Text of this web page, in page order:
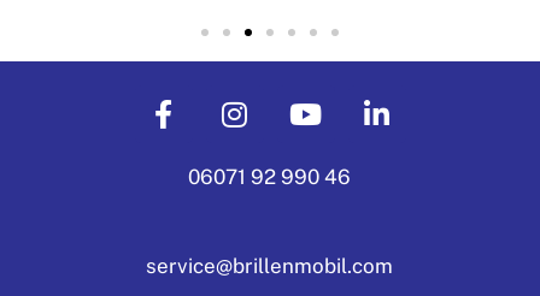
06071 92 990 46
service@brillenmobil.com